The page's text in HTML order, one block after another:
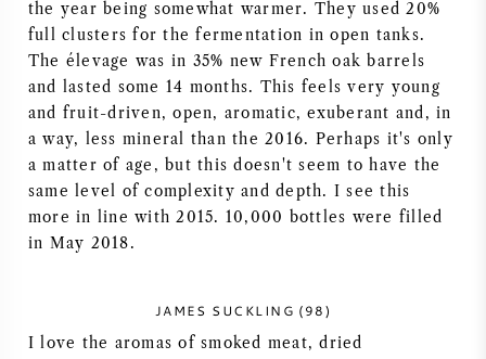
AMERIKAANSE WIJN
OOSTENRIJKSE WIJN
PORTUGESE WIJN
ALLE LANDEN
the year being somewhat warmer. They used 20%
full clusters for the fermentation in open tanks.
The élevage was in 35% new French oak barrels
and lasted some 14 months. This feels very young
and fruit-driven, open, aromatic, exuberant and, in
a way, less mineral than the 2016. Perhaps it's only
a matter of age, but this doesn't seem to have the
same level of complexity and depth. I see this
more in line with 2015. 10,000 bottles were filled
in May 2018.
JAMES SUCKLING (98)
I love the aromas of smoked meat, dried